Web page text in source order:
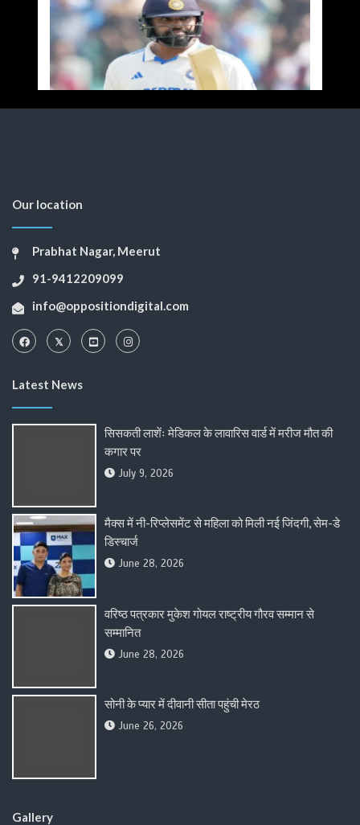
Our location
Prabhat Nagar, Meerut
91-9412209099
info@oppositiondigital.com
Latest News
सिसकती लाशेंः मेडिकल के लावारिस वार्ड में मरीज मौत की
कगार पर
July 9, 2026
मैक्स में नी-रिप्लेसमेंट से महिला को मिली नई जिंदगी, सेम-डे
डिस्चार्ज
June 28, 2026
वरिष्ठ पत्रकार मुकेश गोयल राष्ट्रीय गौरव सम्मान से
सम्मानित
June 28, 2026
सोनी के प्यार में दीवानी सीता पहुंची मेरठ
June 26, 2026
Gallery